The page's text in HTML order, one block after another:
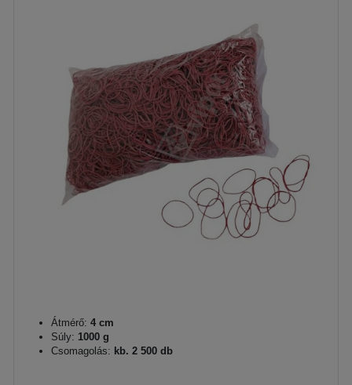
Átmérő: 4 cm
Súly: 1000 g
Csomagolás: kb. 2 500 db